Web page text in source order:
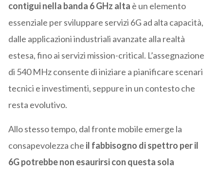
contigui nella banda 6 GHz alta è un elemento
essenziale per sviluppare servizi 6G ad alta capacità,
dalle applicazioni industriali avanzate alla realtà
estesa, fino ai servizi mission-critical. L’assegnazione
di 540 MHz consente di iniziare a pianificare scenari
tecnici e investimenti, seppure in un contesto che
resta evolutivo.
Allo stesso tempo, dal fronte mobile emerge la
consapevolezza che il fabbisogno di spettro per il
6G potrebbe non esaurirsi con questa sola